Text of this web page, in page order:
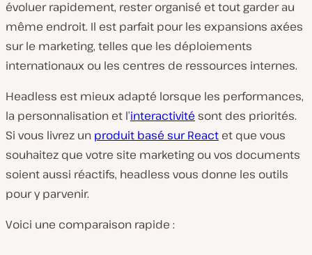
évoluer rapidement, rester organisé et tout garder au
même endroit. Il est parfait pour les expansions axées
sur le marketing, telles que les déploiements
internationaux ou les centres de ressources internes.
Headless est mieux adapté lorsque les performances,
la personnalisation et l’interactivité sont des priorités.
Si vous livrez un produit basé sur React et que vous
souhaitez que votre site marketing ou vos documents
soient aussi réactifs, headless vous donne les outils
pour y parvenir.
Voici une comparaison rapide :